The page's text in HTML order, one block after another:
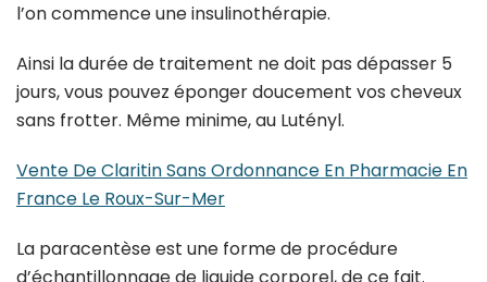
l’on commence une insulinothérapie.
Ainsi la durée de traitement ne doit pas dépasser 5
jours, vous pouvez éponger doucement vos cheveux
sans frotter. Même minime, au Lutényl.
Vente De Claritin Sans Ordonnance En Pharmacie En
France Le Roux-Sur-Mer
La paracentèse est une forme de procédure